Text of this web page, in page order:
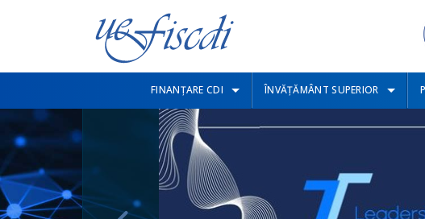
FINANȚARE CDI ÎNVĂȚĂMÂNT SUPERIOR